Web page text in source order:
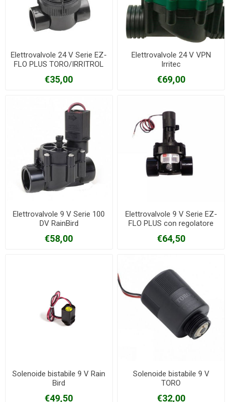
Elettrovalvole 24 V Serie EZ-
FLO PLUS TORO/IRRITROL
€35,00
Elettrovalvole 24 V VPN
Irritec
€69,00
Elettrovalvole 9 V Serie 100
DV RainBird
€58,00
Elettrovalvole 9 V Serie EZ-
FLO PLUS con regolatore
€64,50
Solenoide bistabile 9 V Rain
Bird
€49,50
Solenoide bistabile 9 V
TORO
€32,00